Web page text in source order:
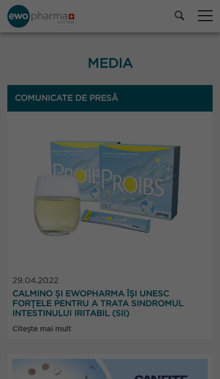
MEDIA
COMUNICATE DE PRESĂ
29.04.2022
CALMINO ȘI EWOPHARMA ÎȘI UNESC
FORȚELE PENTRU A TRATA SINDROMUL
INTESTINULUI IRITABIL (SII)
Citește mai mult